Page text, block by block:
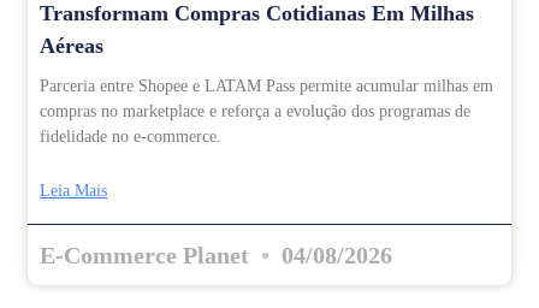
Transformam Compras Cotidianas Em Milhas
Aéreas
Parceria entre Shopee e LATAM Pass permite acumular milhas em
compras no marketplace e reforça a evolução dos programas de
fidelidade no e-commerce.
Leia Mais
E-Commerce Planet 04/08/2026